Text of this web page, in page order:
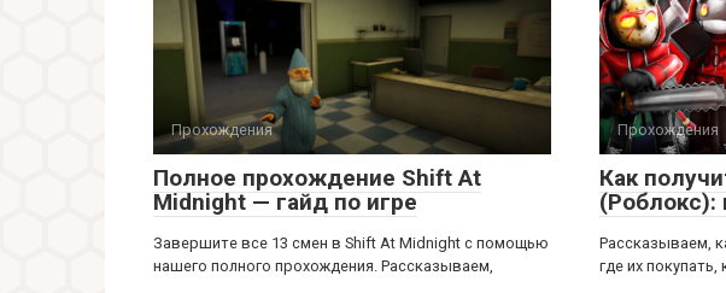
Прохождения
Полное прохождение Shift At
Midnight — гайд по игре
Завершите все 13 смен в Shift At Midnight с помощью
нашего полного прохождения. Рассказываем,
Прохождения
Как
(Роблокс):
Рассказываем,
где их